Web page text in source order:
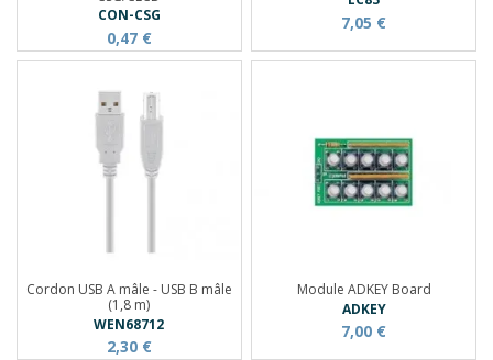
CON-CSG
0,47 €
7,05 €
Cordon USB A mâle - USB B mâle
(1,8 m)
WEN68712
2,30 €
Module ADKEY Board
ADKEY
7,00 €